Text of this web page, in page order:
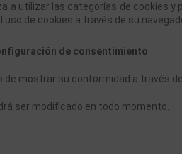
a utilizar las categorías de cookies
uso de cookies a través de su
de consentimiento
de mostrar su conformidad a través
ser modificado en todo momento.